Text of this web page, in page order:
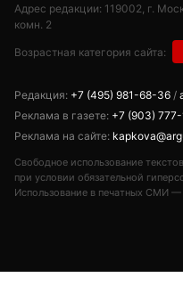
Адрес редакции: 119002, г.
комн. 2
Возрастная категория сайта:
Редакция: +7 (495) 981-68-36 /
Реклама в газете: +7 (903)
Реклама на сайте:
Свободное использование
при условии обязательной
Использование в печатных СМИ —